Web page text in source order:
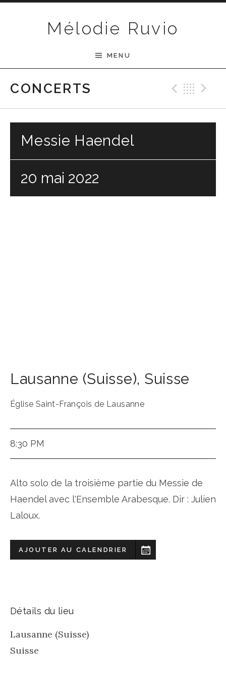
Mélodie Ruvio
MENU
CONCERTS
Messie Haendel
20 mai 2022
Lausanne (Suisse), Suisse
Église Saint-François de Lausanne
8:30 PM
Alto solo de la troisième partie du Messie de
Haendel avec l'Ensemble Arabesque. Dir : Julien
Laloux.
AJOUTER AU CALENDRIER
Détails du lieu
Lausanne (Suisse)
Suisse